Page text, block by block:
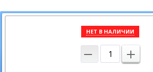
НЕТ В НАЛИЧИИ